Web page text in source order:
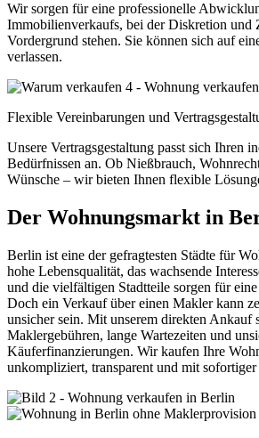
Wir sorgen für eine professionelle
Immobilienverkaufs, bei der Diskretion und
Vordergrund stehen. Sie können sich auf
verlassen.
Flexible Vereinbarungen und
Unsere Vertragsgestaltung passt sich Ihren
Bedürfnissen an. Ob Nießbrauch,
Wünsche – wir bieten Ihnen flexible
Der Wohnungsmarkt in
Berlin ist eine der gefragtesten Städte für
hohe Lebensqualität, das wachsende
und die vielfältigen Stadtteile sorgen für
Doch ein Verkauf über einen Makler kann
unsicher sein. Mit unserem direkten Ankauf
Maklergebühren, lange Wartezeiten und
Käuferfinanzierungen. Wir kaufen Ihre
unkompliziert, transparent und mit